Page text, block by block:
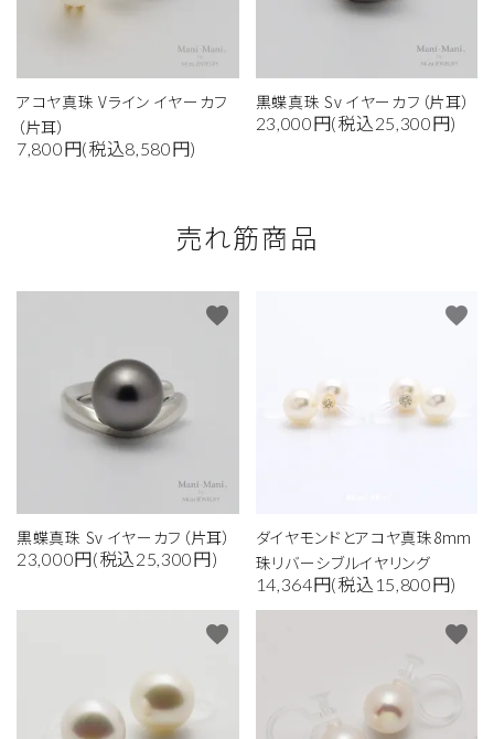
アコヤ真珠 Vライン イヤーカフ
（片耳）
7,800円(税込8,580円)
黒蝶真珠 Sv イヤーカフ（片耳）
23,000円(税込25,300円)
売れ筋商品
黒蝶真珠 Sv イヤーカフ（片耳）
23,000円(税込25,300円)
favorite
ダイヤモンドとアコヤ真珠8mm
珠リバーシブルイヤリング
14,364円(税込15,800円)
favorite
favorite favorite